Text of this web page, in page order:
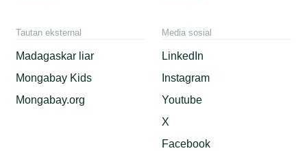
Tautan eksternal
Madagaskar liar
Mongabay Kids
Mongabay.org
Media sosial
LinkedIn
Instagram
Youtube
X
Facebook